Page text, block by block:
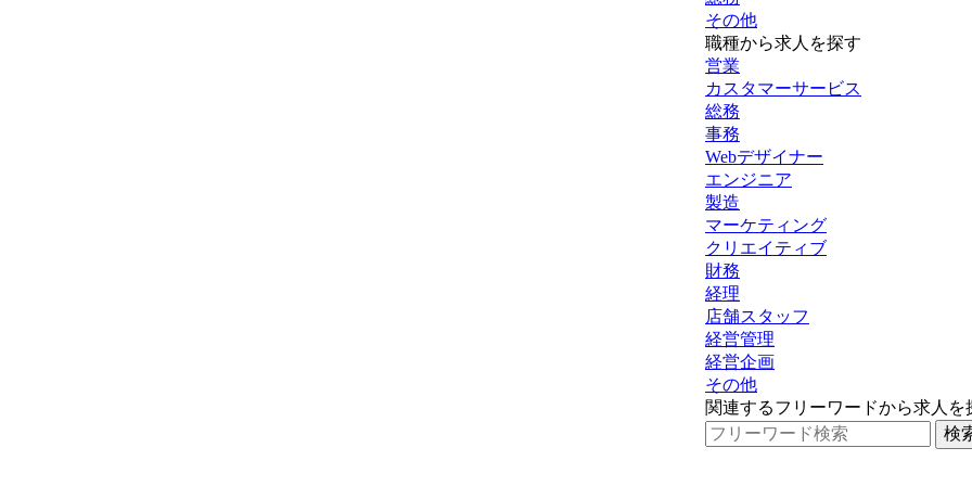
その他
職種から求人を探す
営業
カスタマーサービス
総務
事務
Webデザイナー
エンジニア
製造
マーケティング
クリエイティブ
財務
経理
店舗スタッフ
経営管理
経営企画
その他
関連するフリーワードから求人を